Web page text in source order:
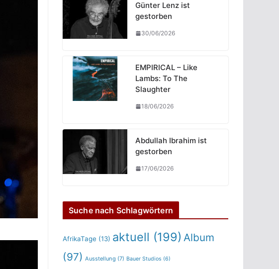
Günter Lenz ist
gestorben
30/06/2026
EMPIRICAL – Like
Lambs: To The
Slaughter
18/06/2026
Abdullah Ibrahim ist
gestorben
17/06/2026
Suche nach Schlagwörtern
AfrikaTage (13) aktuell (199) Album
(97) Ausstellung (7) Bauer Studios (6)